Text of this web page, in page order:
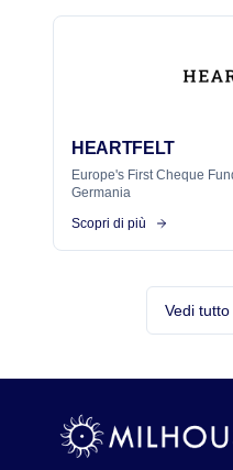
HEARTFELT
Europe's First Cheque
Germania
Scopri di più
Vedi